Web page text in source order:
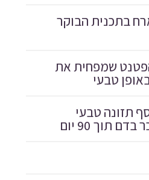
בתכנית הבוקר
שמפחית את
טבעי
תזונה טבעי
תוך 90 יום